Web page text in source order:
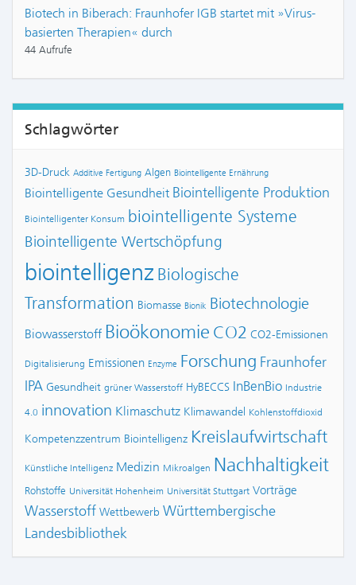
Biotech in Biberach: Fraunhofer IGB startet mit »Virus-
basierten Therapien« durch
44 Aufrufe
Schlagwörter
3D-Druck Additive Fertigung Algen Biointelligente Ernährung
Biointelligente Gesundheit Biointelligente Produktion
Biointelligenter Konsum biointelligente Systeme
Biointelligente Wertschöpfung
biointelligenz Biologische
Transformation Biomasse Bionik Biotechnologie
Biowasserstoff Bioökonomie CO2 CO2-Emissionen
Digitalisierung Emissionen Enzyme Forschung Fraunhofer
IPA Gesundheit grüner Wasserstoff HyBECCS InBenBio Industrie
4.0 innovation Klimaschutz Klimawandel Kohlenstoffdioxid
Kompetenzzentrum Biointelligenz Kreislaufwirtschaft
Künstliche Intelligenz Medizin Mikroalgen Nachhaltigkeit
Rohstoffe Universität Hohenheim Universität Stuttgart Vorträge
Wasserstoff Wettbewerb Württembergische
Landesbibliothek